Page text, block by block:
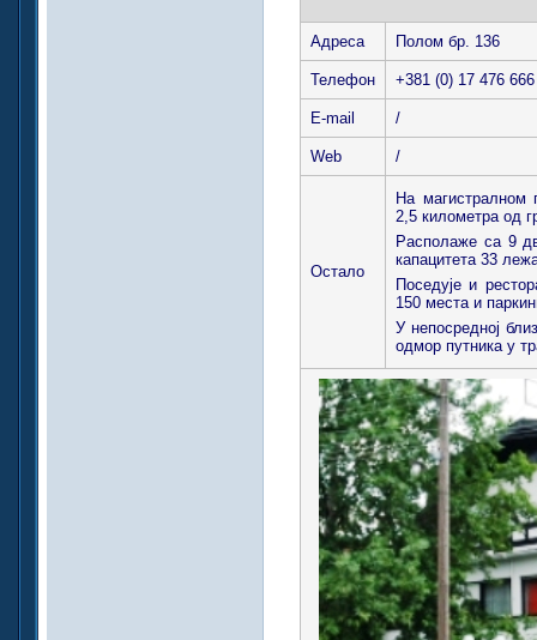
Адреса Полом бр. 136
Телефон +381 (0) 17 476 666
E-mail /
Web /
Остало
На
2,5 километра од
Располаже са 9
капацитета 33
Поседује и
150 места и
У непосредној
одмор путника у